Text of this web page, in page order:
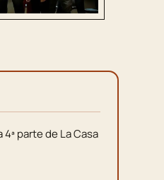
parte de La Casa